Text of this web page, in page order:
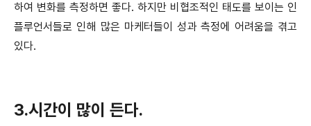
하여 변화를 측정하면 좋다. 하지만 비협조적인 태도를 보이는 인
플루언서들로 인해 많은 마케터들이 성과 측정에 어려움을 겪고
있다.
3.시간이 많이 든다.